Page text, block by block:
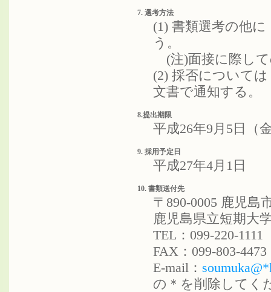
7. 選考方法
(1) 書類選考の他
う。
(注)面接に際して
(2) 採否について
文書で通知する。
8.提出期限
平成26年9月5日（
9. 採用予定日
平成27年4月1日
10. 書類送付先
〒890-0005 鹿児島
鹿児島県立短期大
TEL：099-220-1111
FAX：099-803-4473
E-mail：
の＊を削除してく